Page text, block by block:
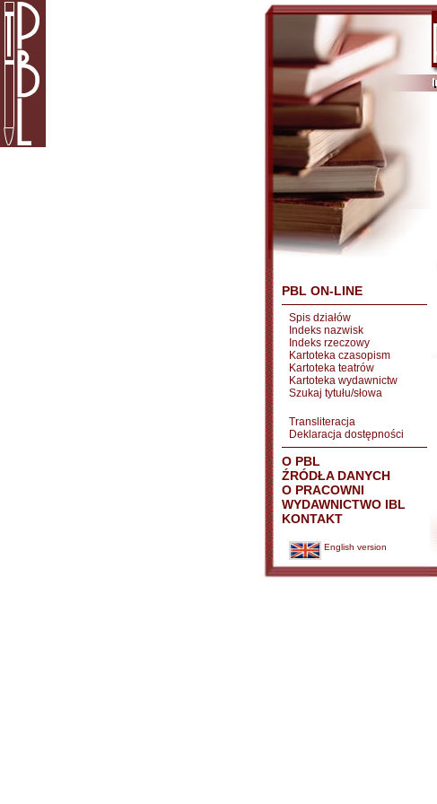
PBL ON-LINE
Spis działów
Indeks nazwisk
Indeks rzeczowy
Kartoteka czasopism
Kartoteka teatrów
Kartoteka wydawnictw
Szukaj tytułu/słowa
Transliteracja
Deklaracja dostępności
O PBL
ŹRÓDŁA DANYCH
O PRACOWNI
WYDAWNICTWO IBL
KONTAKT
English version